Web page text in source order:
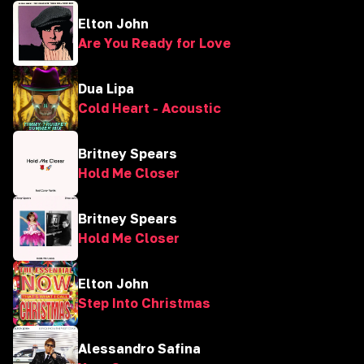
Elton John
Are You Ready for Love
Dua Lipa
Cold Heart - Acoustic
Britney Spears
Hold Me Closer
Britney Spears
Hold Me Closer
Elton John
Step Into Christmas
Alessandro Safina